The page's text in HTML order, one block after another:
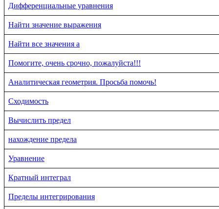
Дифференциальные уравнения
Найти значение выражения
Найти все значения a
Помогите, очень срочно, пожалуйста!!!
Аналитическая геометрия. Просьба помочь!
Сходимость
Вычислить предел
нахождение предела
Уравнение
Кратный интеграл
Пределы интегрирования